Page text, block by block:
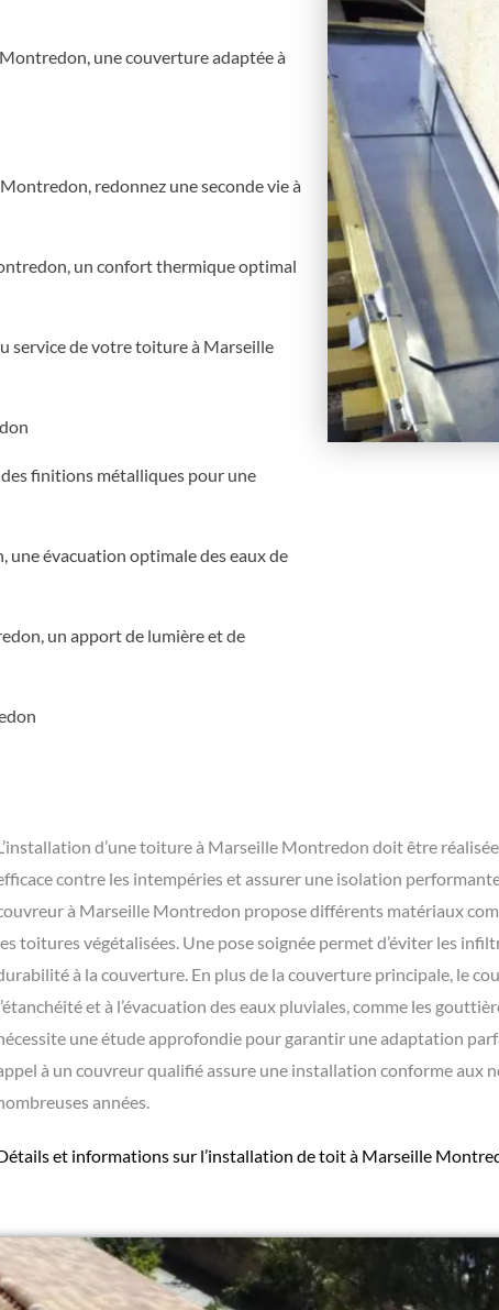
une couverture adaptée à
redonnez une seconde vie à
un confort thermique optimal
service de votre toiture à Marseille
finitions métalliques pour une
évacuation optimale des eaux de
un apport de lumière et de
d’une toiture à Marseille Montredon doit être
contre les intempéries et assurer une isolation
à Marseille Montredon propose différents matériaux
toitures végétalisées. Une pose soignée permet d’éviter les
à la couverture. En plus de la couverture principale, le
et à l’évacuation des eaux pluviales, comme les
une étude approfondie pour garantir une adaptation
à un couvreur qualifié assure une installation conforme aux
années.
et informations sur l’installation de toit à Marseille